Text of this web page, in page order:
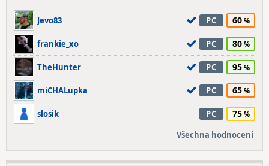
Jevo83 PC 60
frankie_xo PC 80
TheHunter PC 95
miCHALupka PC 65
slosik PC 75
Všechna hodnocení